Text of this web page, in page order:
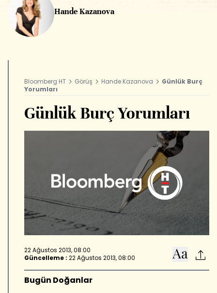
Hande Kazanova
Bloomberg HT Görüş Hande Kazanova
Günlük Burç
Yorumları
Günlük Burç Yorumları
22 Ağustos 2013, 08:00
Güncelleme : 22 Ağustos 2013, 08:00
Bugün Doğanlar